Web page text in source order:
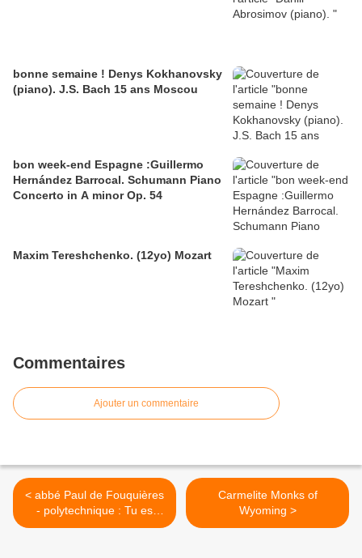
bonne semaine ! Denys Kokhanovsky
(piano). J.S. Bach 15 ans Moscou
bon week-end Espagne :Guillermo
Hernández Barrocal. Schumann Piano
Concerto in A minor Op. 54
Maxim Tereshchenko. (12yo) Mozart
Commentaires
Ajouter un commentaire
< abbé Paul de Fouquières
- polytechnique : Tu es
sacerdos in aeternum 24
Carmelite Monks of
Wyoming >